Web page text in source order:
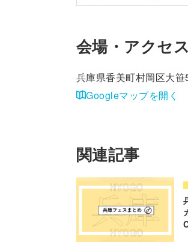
会場・アクセス
兵庫県香美町村岡区大笹
Googleマップを開く
関連記事